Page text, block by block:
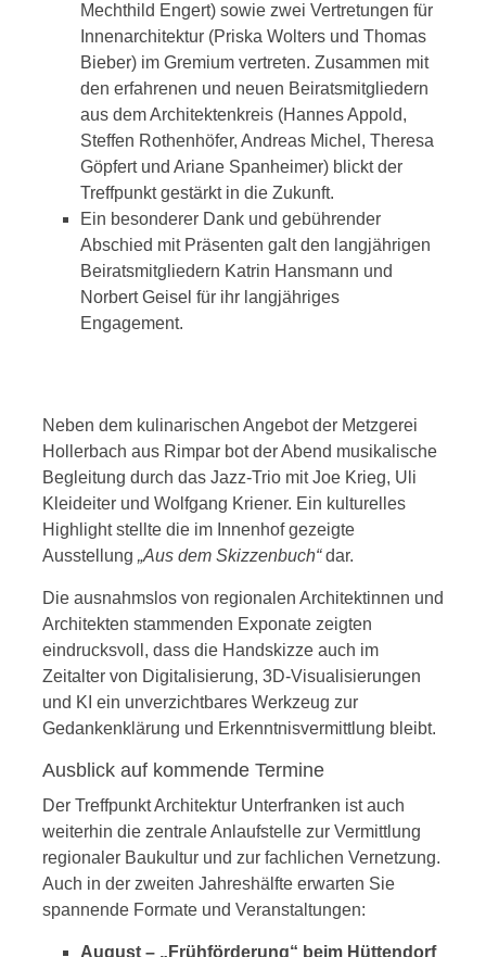
Mechthild Engert) sowie zwei Vertretungen für
Innenarchitektur (Priska Wolters und Thomas
Bieber) im Gremium vertreten. Zusammen mit
den erfahrenen und neuen Beiratsmitgliedern
aus dem Architektenkreis (Hannes Appold,
Steffen Rothenhöfer, Andreas Michel, Theresa
Göpfert und Ariane Spanheimer) blickt der
Treffpunkt gestärkt in die Zukunft.
Ein besonderer Dank und gebührender
Abschied mit Präsenten galt den langjährigen
Beiratsmitgliedern Katrin Hansmann und
Norbert Geisel für ihr langjähriges
Engagement.
Neben dem kulinarischen Angebot der Metzgerei
Hollerbach aus Rimpar bot der Abend musikalische
Begleitung durch das Jazz-Trio mit Joe Krieg, Uli
Kleideiter und Wolfgang Kriener. Ein kulturelles
Highlight stellte die im Innenhof gezeigte
Ausstellung „Aus dem Skizzenbuch“dar.
Die ausnahmslos von regionalen Architektinnen und
Architekten stammenden Exponate zeigten
eindrucksvoll, dass die Handskizze auch im
Zeitalter von Digitalisierung, 3D-Visualisierungen
und KI ein unverzichtbares Werkzeug zur
Gedankenklärung und Erkenntnisvermittlung bleibt.
Ausblick auf kommende Termine
Der Treffpunkt Architektur Unterfranken ist auch
weiterhin die zentrale Anlaufstelle zur Vermittlung
regionaler Baukultur und zur fachlichen Vernetzung.
Auch in der zweiten Jahreshälfte erwarten Sie
spannende Formate und Veranstaltungen:
August – „Frühförderung“ beim Hüttendorf